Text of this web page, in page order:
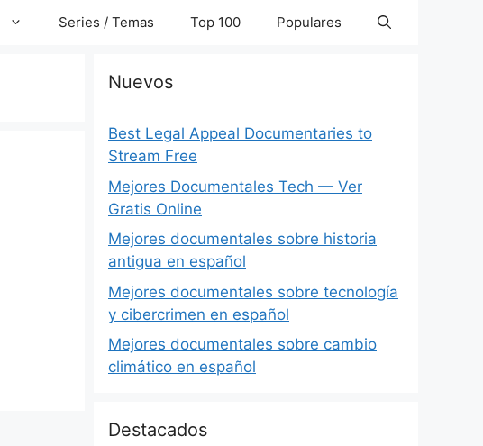
Series / Temas Top 100 Populares
Nuevos
Best Legal Appeal Documentaries to
Stream Free
Mejores Documentales Tech — Ver
Gratis Online
Mejores documentales sobre historia
antigua en español
Mejores documentales sobre tecnología
y cibercrimen en español
Mejores documentales sobre cambio
climático en español
Destacados